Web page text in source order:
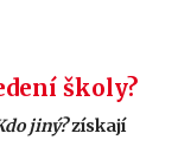
školy?
jiný?získají